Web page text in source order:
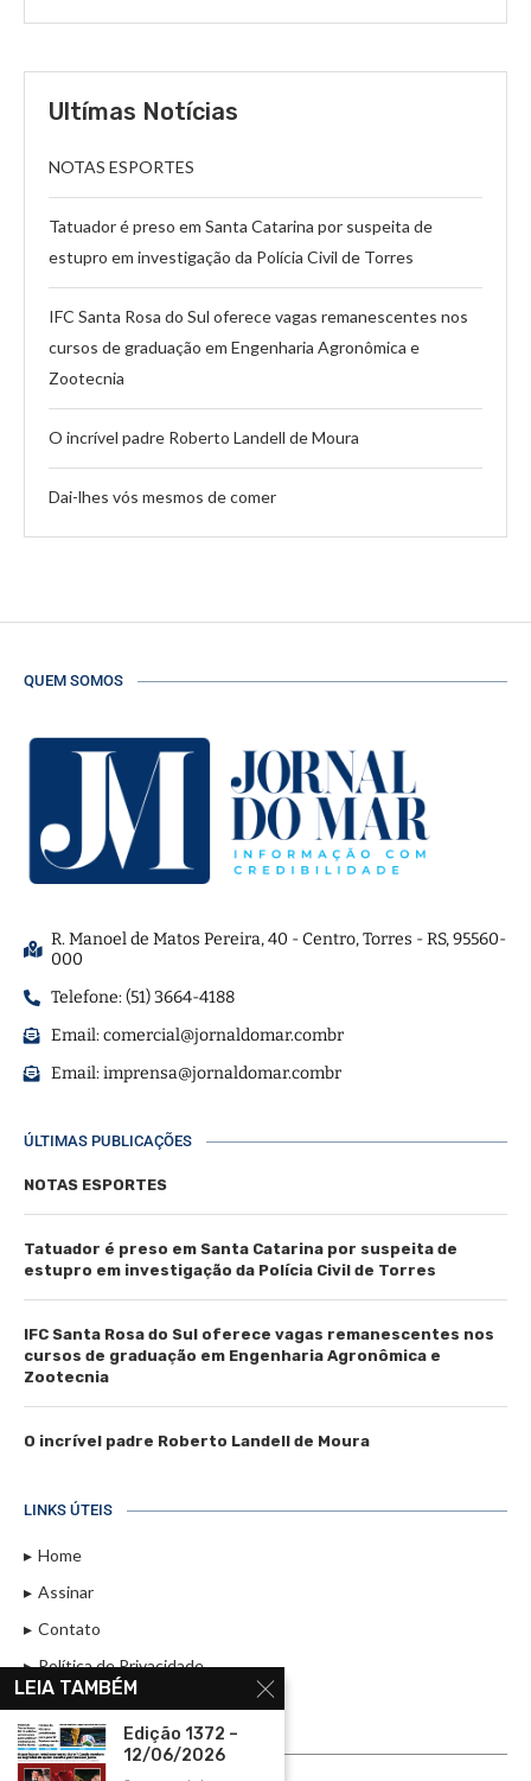
Ultímas Notícias
NOTAS ESPORTES
Tatuador é preso em Santa Catarina por suspeita de
estupro em investigação da Polícia Civil de Torres
IFC Santa Rosa do Sul oferece vagas remanescentes nos
cursos de graduação em Engenharia Agronômica e
Zootecnia
O incrível padre Roberto Landell de Moura
Dai-lhes vós mesmos de comer
QUEM SOMOS
R. Manoel de Matos Pereira, 40 - Centro, Torres - RS, 95560-
000
Telefone: (51) 3664-4188
Email:comercial@jornaldomar.combr
Email:imprensa@jornaldomar.combr
ÚLTIMAS PUBLICAÇÕES
NOTAS ESPORTES
Tatuador é preso em Santa Catarina por suspeita de
estupro em investigação da Polícia Civil de Torres
IFC Santa Rosa do Sul oferece vagas remanescentes nos
cursos de graduação em Engenharia Agronômica e
Zootecnia
O incrível padre Roberto Landell de Moura
LINKS ÚTEIS
Home
Assinar
Contato
Política de Privacidade
ASSINE
LEIA TAMBÉM
Edição 1372 –
12/06/2026